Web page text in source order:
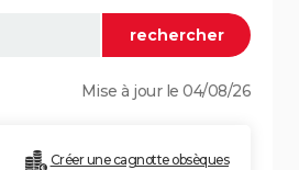
Mise à jour le 04/08/26
Créer une cagnotte obsèques